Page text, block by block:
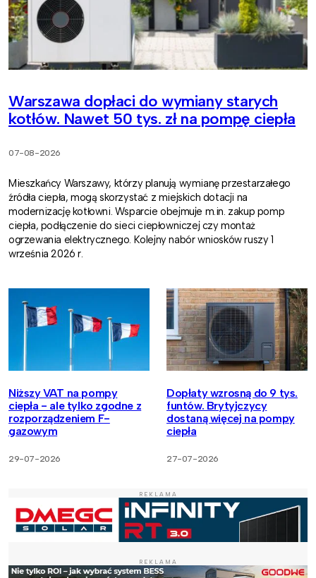
Warszawa dopłaci do wymiany starych
kotłów. Nawet 50 tys. zł na pompę ciepła
07-08-2026
Mieszkańcy Warszawy, którzy planują wymianę przestarzałego
źródła ciepła, mogą skorzystać z miejskich dotacji na
modernizację kotłowni. Wsparcie obejmuje m.in. zakup pomp
ciepła, podłączenie do sieci ciepłowniczej czy montaż
ogrzewania elektrycznego. Kolejny nabór wniosków ruszy 1
września 2026 r.
Niższy VAT na pompy
ciepła - ale tylko zgodne z
rozporządzeniem F-
gazowym
29-07-2026
Dopłaty wzrosną do 9 tys.
funtów. Brytyjczycy
dostaną więcej na pompy
ciepła
27-07-2026
REKLAMA
REKLAMA